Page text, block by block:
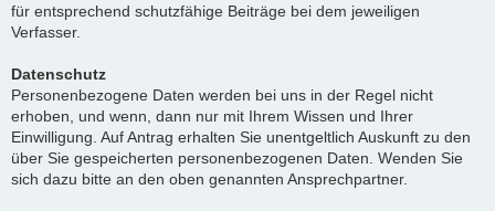
für entsprechend schutzfähige Beiträge bei dem jeweiligen
Verfasser.
Datenschutz
Personenbezogene Daten werden bei uns in der Regel nicht
erhoben, und wenn, dann nur mit Ihrem Wissen und Ihrer
Einwilligung. Auf Antrag erhalten Sie unentgeltlich Auskunft zu den
über Sie gespeicherten personenbezogenen Daten. Wenden Sie
sich dazu bitte an den oben genannten Ansprechpartner.